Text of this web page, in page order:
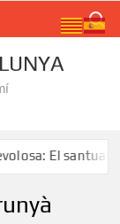
El santuari